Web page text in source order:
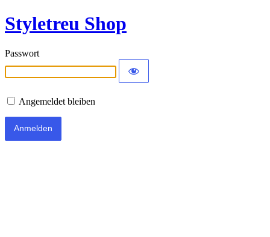
Styletreu Shop
Passwort
Angemeldet bleiben